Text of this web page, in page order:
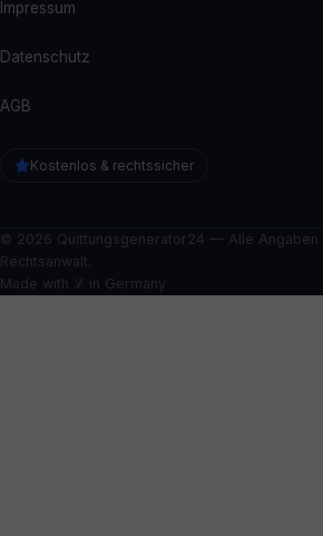
Impressum
Datenschutz
AGB
Kostenlos & rechtssicher
© 2026 Quittungsgenerator24 — Alle Angaben
Rechtsanwalt.
Made with ℒ in Germany